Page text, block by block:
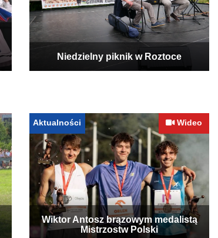
Niedzielny piknik w Roztoce
Aktualności Wideo
Wiktor Antosz brązowym medalistą
Mistrzostw Polski